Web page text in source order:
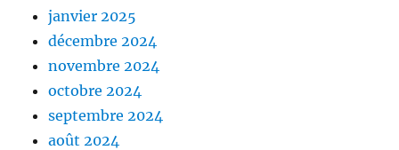
janvier 2025
décembre 2024
novembre 2024
octobre 2024
septembre 2024
août 2024